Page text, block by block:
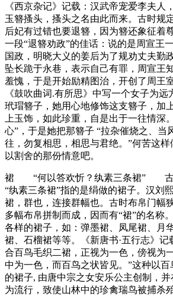
《西京杂记》记载：汉武帝宠爱李夫人
玉簪搔头，搔头之名由此而来。古时规
后妃有过错也要退簪，因为簪还象征着
一段“退簪劝政”的佳话：说的是周宣王
国政，明晓大义的姜后为了规劝丈夫勤
坠长跪于永巷，表示自己有罪，周宣王
羞愧，于是开始励精图治，开创了周
《鼓吹曲词.有所思》中写一个女子为
玳瑁簪子，她用心地修饰这支簪子，加
上玉饰，如此珍重，自是出于一往情深
心”，于是她把那簪子 “拉杂催烧之、当
往，勿复相思，相思与君绝。”何苦这
以割舍的那份情意吧。
裙 “何以答欢忻？纨素三条裙” 古
“纨素三条裙”指的是绢做的裙子。汉刘
裙，群也，连接群幅也。古时布帛门幅
多幅布帛拼制而成，因而有“裙”的名称
各样的裙子，如：弹墨裙、凤尾裙、月
裙、石榴裙等等。《新唐书·五行志》记
合百鸟毛织二裙，正视为一色，傍视为
中为一色，而百鸟之状皆见。”这种以
的裙子, 由唐中宗之女安乐公主创制，
为流行，致使山林中的珍禽瑞鸟被捕杀